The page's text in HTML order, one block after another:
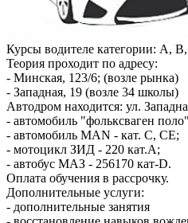
Курсы водителе категории: А,
Теория проходит по адресу:
- Минская, 123/6; (возле рынка)
- Западная, 19 (возле 34 школы)
Автодром находится: ул.
- автомобиль "фольксваген
- автомобиль MAN - кат. С, СЕ;
- мотоцикл ЗИД - 220 кат.А;
- автобус МАЗ - 256170 кат-D.
Оплата обучения в рассрочку.
Дополнительные услуги:
- дополнительные занятия